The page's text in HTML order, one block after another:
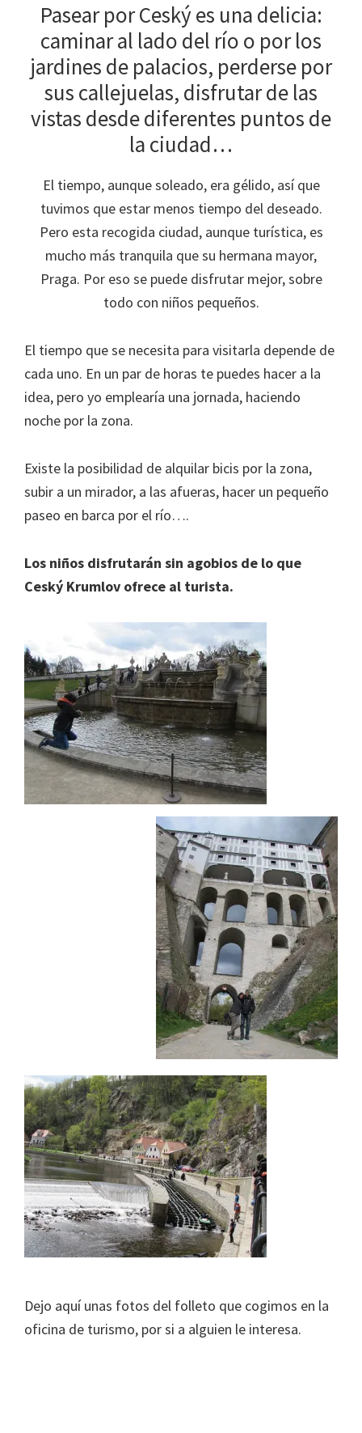
Pasear por Ceský es una delicia:
caminar al lado del río o por los
jardines de palacios, perderse por
sus callejuelas, disfrutar de las
vistas desde diferentes puntos de
la ciudad…
El tiempo, aunque soleado, era gélido, así que
tuvimos que estar menos tiempo del deseado.
Pero esta recogida ciudad, aunque turística, es
mucho más tranquila que su hermana mayor,
Praga. Por eso se puede disfrutar mejor, sobre
todo con niños pequeños.
El tiempo que se necesita para visitarla depende de
cada uno. En un par de horas te puedes hacer a la
idea, pero yo emplearía una jornada, haciendo
noche por la zona.
Existe la posibilidad de alquilar bicis por la zona,
subir a un mirador, a las afueras, hacer un pequeño
paseo en barca por el río….
Los niños disfrutarán sin agobios de lo que
Ceský Krumlov ofrece al turista.
Dejo aquí unas fotos del folleto que cogimos en la
oficina de turismo, por si a alguien le interesa.